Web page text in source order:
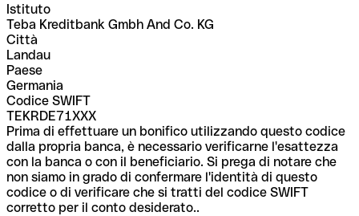
Istituto
Teba Kreditbank Gmbh And Co. KG
Città
Landau
Paese
Germania
Codice SWIFT
TEKRDE71XXX
Prima di effettuare un bonifico utilizzando questo codice
dalla propria banca, è necessario verificarne l'esattezza
con la banca o con il beneficiario. Si prega di notare che
non siamo in grado di confermare l'identità di questo
codice o di verificare che si tratti del codice SWIFT
corretto per il conto desiderato..